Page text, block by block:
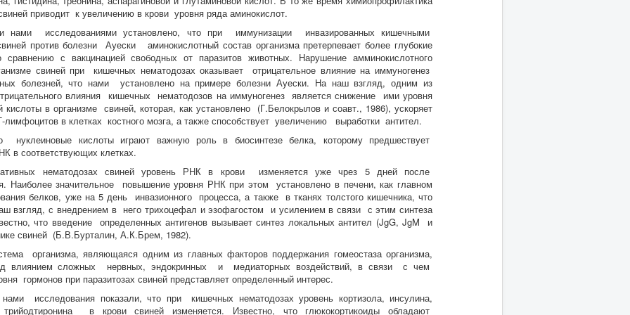
приводит к увеличению в крови уровня ряда аминокислот.
нами исследованиями установлено, что при иммунизации инвазированных кишечными
против болезни Ауески аминокислотный состав организма претерпевает более глубокие
сравнению с вакцинацией свободных от паразитов животных. Нарушение амминокислотного
свиней при кишечных нематодозах оказывает отрицательное влияние на иммуногенез
болезней, что нами установлено на примере болезни Ауески. На наш взгляд, одним из
влияния кишечных нематодозов на иммуногенез является снижение ими уровня
кислоты в организме свиней, которая, как установлено (Г.Белокрылов и соавт., 1986), ускоряет
лимфоцитов в клетках костного мозга, а также способствует увеличению выработки антител.
нуклеиновые кислоты играют важную роль в биосинтезе белка, которому предшествует
в соответствующих клетках.
нематодозах свиней уровень РНК в крови изменяется уже чрез 5 дней после
Наиболее значительное повышение уровня РНК при этом установлено в печени, как главном
белков, уже на 5 день инвазионного процесса, а также в тканях толстого кишечника, что
взгляд, с внедрением в него трихоцефал и эзофагостом и усилением в связи с этим синтеза
что введение определенных антигенов вызывает синтез локальных антител (JgG, JgM и
свиней (Б.В.Бурталин, А.К.Брем, 1982).
организма, являющаяся одним из главных факторов поддержания гомеостаза организма,
влиянием сложных нервных, эндокринных и медиаторных воздействий, в связи с чем
гормонов при паразитозах свиней представляет определенный интерес.
исследования показали, что при кишечных нематодозах уровень кортизола, инсулина,
в крови свиней изменяется. Известно, что глюкокортикоиды обладают